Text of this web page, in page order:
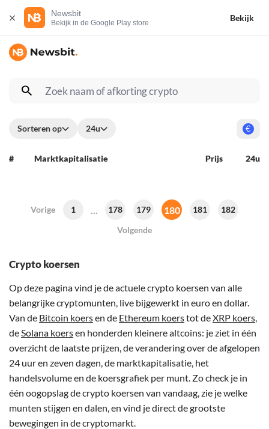
Newsbit
Bekijk in de Google Play store
Bekijk
Sorteren op 24u €
# Marktkapitalisatie Prijs 24u
Vorige 1 178 179 180 181
182
Volgende
Crypto koersen
Op deze pagina vind je de actuele crypto koersen van alle
belangrijke cryptomunten, live bijgewerkt in euro en dollar.
Van de Bitcoin koersen de Ethereum koerstot deXRP koers,
deSolana koersen honderden kleinere altcoins: je ziet in één
overzicht de laatste prijzen, de verandering over de afgelopen
24 uur en zeven dagen, de marktkapitalisatie, het
handelsvolume en de koersgrafiek per munt. Zo check je in
één oogopslag de crypto koersen van vandaag, zie je welke
munten stijgen en dalen, en vind je direct de grootste
bewegingen in de cryptomarkt.